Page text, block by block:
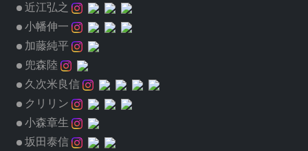
近江弘之
小幡伸一
加藤純平
兜森陸
久次米良信
クリリン
小森章生
坂田泰信